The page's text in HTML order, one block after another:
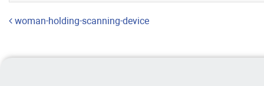
Навигация по записям
woman-holding-scanning-device